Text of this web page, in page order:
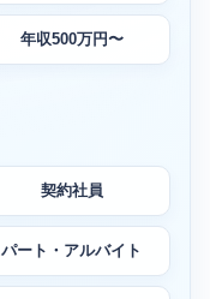
年収500万円〜
契約社員
パート・アルバイト